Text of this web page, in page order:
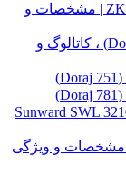
مینی لودر زرین کوپال ZK 1050 | مشخصات و
مینی لودر دراج ۷۶۱ (Doraj 761) ، کاتالوگ و
| مشخصات و ویژگی